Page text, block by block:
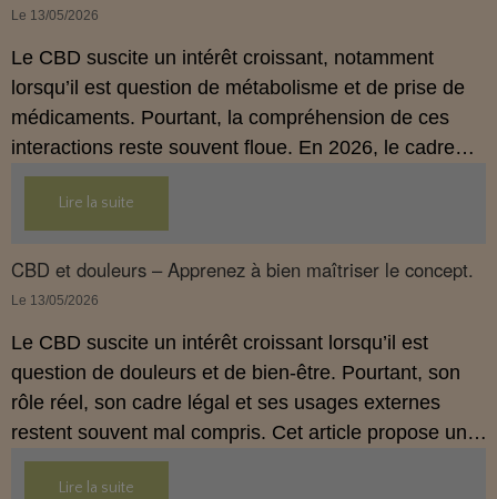
Le 13/05/2026
Le CBD suscite un intérêt croissant, notamment
lorsqu’il est question de métabolisme et de prise de
médicaments. Pourtant, la compréhension de ces
interactions reste souvent floue. En 2026, le cadre
légal français impose des règles strictes : seuls les
usages externes du CBD sont autorisés. Cet article
propose une mise au point claire et accessible pour
comprendre comment le CBD s’inscrit dans une
démarche de prévention, sans ingestion et sans
Lire la suite
CBD et douleurs – Apprenez à bien maîtriser le concept.
Le 13/05/2026
Le CBD suscite un intérêt croissant lorsqu’il est
question de douleurs et de bien‑être. Pourtant, son
rôle réel, son cadre légal et ses usages externes
restent souvent mal compris. Cet article propose une
mise au point claire, moderne et conforme à la
réglementation française de 2026, afin de mieux
Lire la suite